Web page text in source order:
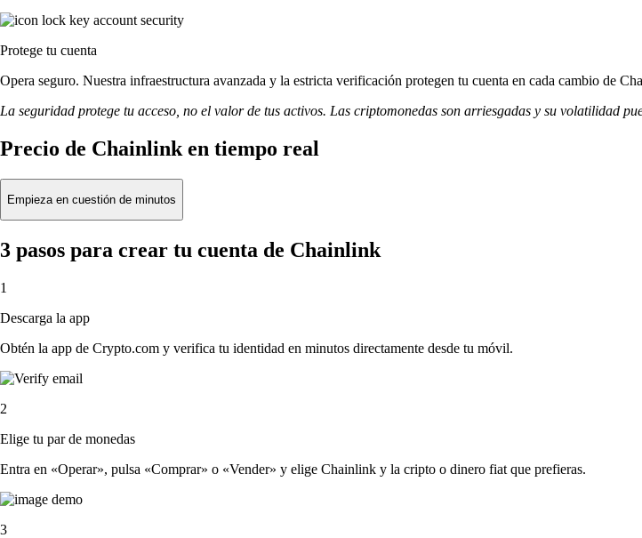
Protege tu cuenta
Opera seguro. Nuestra infraestructura avanzada y la estricta verificación protegen tu cuenta en cada cambio de
La seguridad protege tu acceso, no el valor de tus activos. Las criptomonedas son arriesgadas y su volatilidad
Precio de Chainlink en tiempo real
Empieza en cuestión de minutos
3 pasos para crear tu cuenta de Chainlink
1
Descarga la app
Obtén la app de Crypto.com y verifica tu identidad en minutos directamente desde tu móvil.
2
Elige tu par de monedas
Entra en «Operar», pulsa «Comprar» o «Vender» y elige Chainlink y la cripto o dinero fiat que prefieras.
3